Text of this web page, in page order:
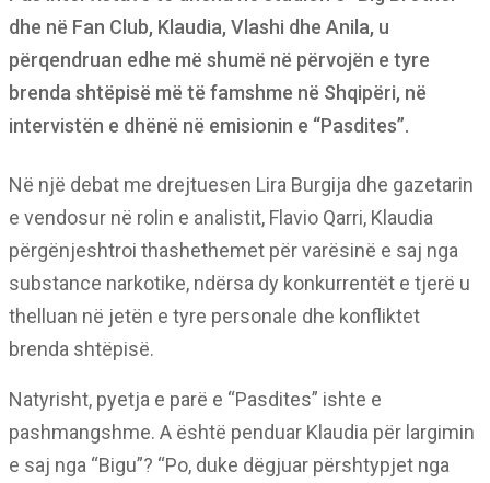
dhe në Fan Club, Klaudia, Vlashi dhe Anila, u
përqendruan edhe më shumë në përvojën e tyre
brenda shtëpisë më të famshme në Shqipëri, në
intervistën e dhënë në emisionin e “Pasdites”.
Në një debat me drejtuesen Lira Burgija dhe gazetarin
e vendosur në rolin e analistit, Flavio Qarri, Klaudia
përgënjeshtroi thashethemet për varësinë e saj nga
substance narkotike, ndërsa dy konkurrentët e tjerë u
thelluan në jetën e tyre personale dhe konfliktet
brenda shtëpisë.
Natyrisht, pyetja e parë e “Pasdites” ishte e
pashmangshme. A është penduar Klaudia për largimin
e saj nga “Bigu”? “Po, duke dëgjuar përshtypjet nga